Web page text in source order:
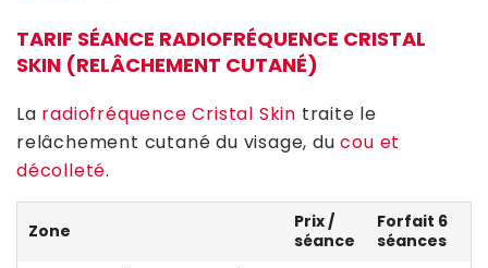
TARIF SÉANCE RADIOFRÉQUENCE CRISTAL
SKIN (RELÂCHEMENT CUTANÉ)
La radiofréquence Cristal Skin traite le
relâchement cutané du visage, ducou et
décolleté.
Zone
Prix /
séance
Forfait 6
séances